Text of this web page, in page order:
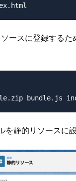
ースに登録するた
静的リソースに設